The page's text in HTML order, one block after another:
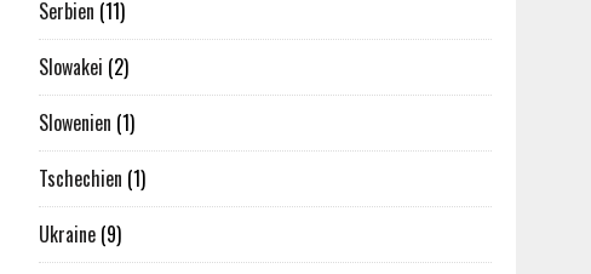
Serbien (11)
Slowakei (2)
Slowenien (1)
Tschechien (1)
Ukraine (9)